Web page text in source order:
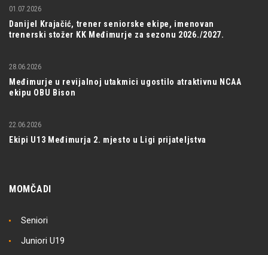
Danijel Krajačić, trener seniorske ekipe, imenovan
trenerski stožer KK Međimurje za sezonu 2026./2027.
01.07.2026
Međimurje u revijalnoj utakmici ugostilo atraktivnu NCAA
ekipu OBU Bison
28.06.2026
Ekipi U13 Međimurja 2. mjesto u Ligi prijateljstva
22.06.2026
MOMČADI
Seniori
Juniori U19